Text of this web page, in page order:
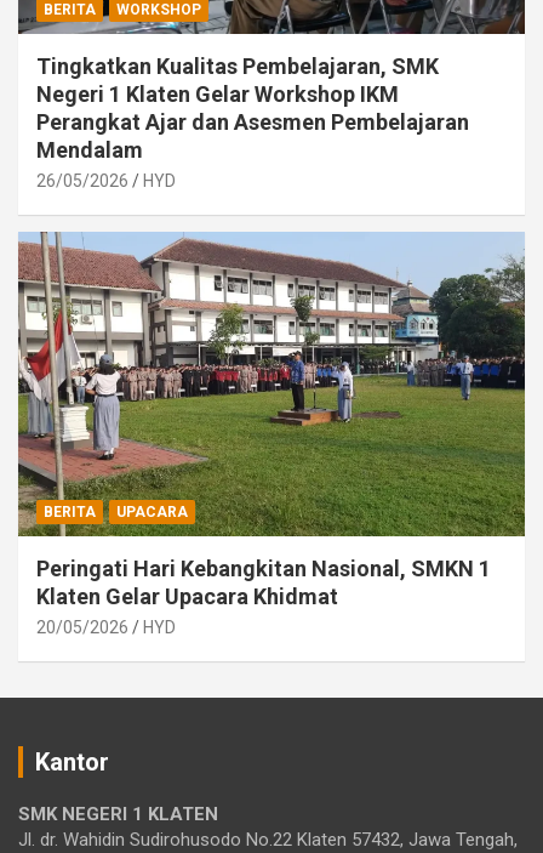
BERITA WORKSHOP
Tingkatkan Kualitas Pembelajaran, SMK
Negeri 1 Klaten Gelar Workshop IKM
Perangkat Ajar dan Asesmen Pembelajaran
Mendalam
26/05/2026 HYD
BERITA UPACARA
Peringati Hari Kebangkitan Nasional, SMKN 1
Klaten Gelar Upacara Khidmat
20/05/2026 HYD
Kantor
SMK NEGERI 1 KLATEN
Jl. dr. Wahidin Sudirohusodo No.22 Klaten 57432, Jawa Tengah,